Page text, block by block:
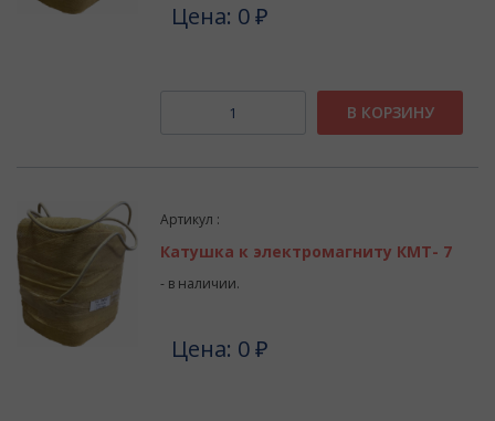
Цена: 0 ₽
В КОРЗИНУ
Артикул :
Катушка к электромагниту КМТ- 7
- в наличии.
Цена: 0 ₽